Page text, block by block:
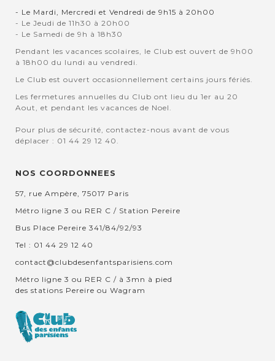
- Le Mardi, Mercredi et Vendredi de 9h15 à 20h00
- Le Jeudi de 11h30 à 20h00
- Le Samedi de 9h à 18h30
Pendant les vacances scolaires, le Club est ouvert de 9h00
à 18h00 du lundi au vendredi.
Le Club est ouvert occasionnellement certains jours fériés.
Les fermetures annuelles du Club ont lieu du 1er au 20
Aout, et pendant les vacances de Noel.
Pour plus de sécurité, contactez-nous avant de vous
déplacer : 01 44 29 12 40.
NOS COORDONNEES
57, rue Ampère, 75017 Paris
Métro ligne 3 ou RER C / Station Pereire
Bus Place Pereire 341/84/92/93
Tel : 01 44 29 12 40
contact@clubdesenfantsparisiens.com
Métro ligne 3 ou RER C / à 3mn à pied
des stations Pereire ou Wagram